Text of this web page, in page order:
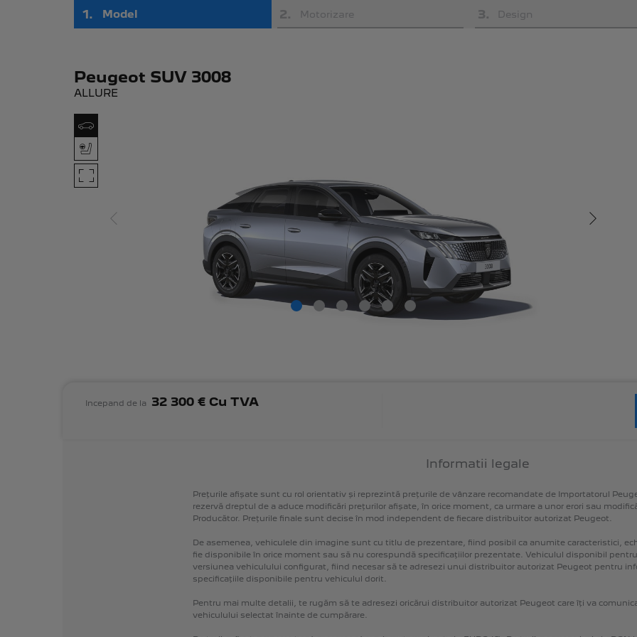
1. Model 2. Motorizare 3. Design
Peugeot SUV 3008
ALLURE
Incepand de la 32 300 € Cu TVA
Informatii legale
Prețurile afișate sunt cu rol orientativ și reprezintă prețurile de vânzare recomandate de Importatorul
rezervă dreptul de a aduce modificări prețurilor afișate, în orice moment, ca urmare a unor erori sau
Producător. Prețurile finale sunt decise în mod independent de fiecare distribuitor autorizat Peugeot.
De asemenea, vehiculele din imagine sunt cu titlu de prezentare, fiind posibil ca anumite caracteristici,
fie disponibile în orice moment sau să nu corespundă specificațiilor prezentate. Vehiculul disponibil pentru
versiunea vehiculului configurat, fiind necesar să te adresezi unui distribuitor autorizat Peugeot pentru
specificațiile disponibile pentru vehiculul dorit.
Pentru mai multe detalii, te rugăm să te adresezi oricărui distribuitor autorizat Peugeot care îți va
vehiculului selectat înainte de cumpărare.